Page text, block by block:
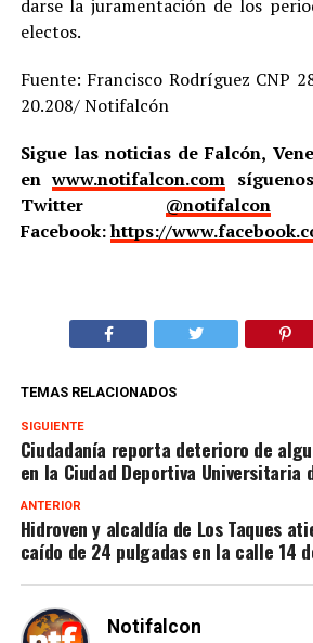
darse la juramentación de los
electos.
Fuente: Francisco Rodríguez CNP
20.208/ Notifalcón
Sigue las noticias de Falcón,
enwww.notifalcon.com
Twitter @notifalcon
Facebook:https://
TEMAS RELACIONADOS
SIGUIENTE
Ciudadanía reporta deterioro de
en la Ciudad Deportiva Universitaria
ANTERIOR
Hidroven y alcaldía de Los Taques
caído de 24 pulgadas en la calle 14
Notifalcon